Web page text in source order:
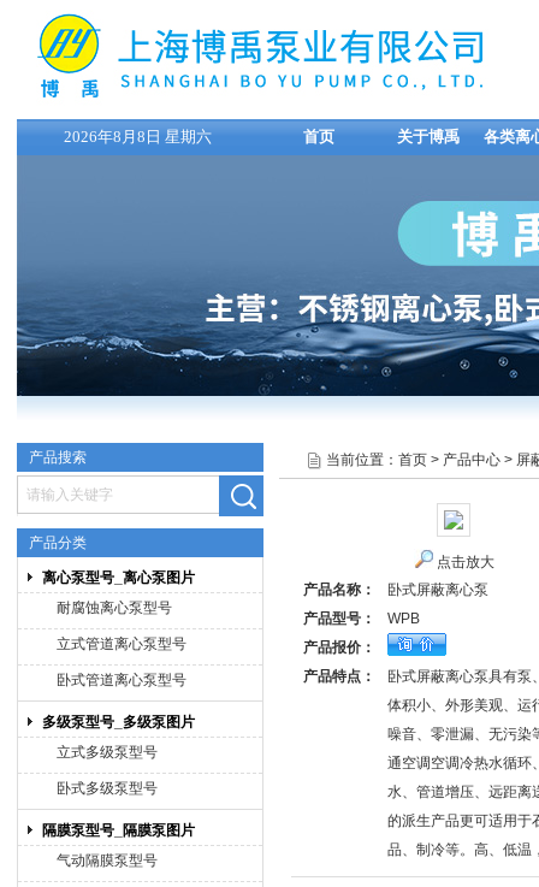
上海博禹泵业有限公司
2026年8月8日 星期六 首页 关于博禹 各类离
产品搜索
产品分类
离心泵型号_离心泵图片
耐腐蚀离心泵型号
立式管道离心泵型号
卧式管道离心泵型号
多级泵型号_多级泵图片
立式多级泵型号
卧式多级泵型号
隔膜泵型号_隔膜泵图片
气动隔膜泵型号
当前位置： 首页 > 产品中心 > 屏
点击放大
产品名称：
卧式屏蔽离心泵
产品型号：
WPB
产品报价：
产品特点：
卧式屏蔽离心泵具有泵
体积小、外形美观、运
噪音、零泄漏、无污染
通空调空调冷热水循环
水、管道增压、远距离
的派生产品更可适用于
品、制冷等。高、低温